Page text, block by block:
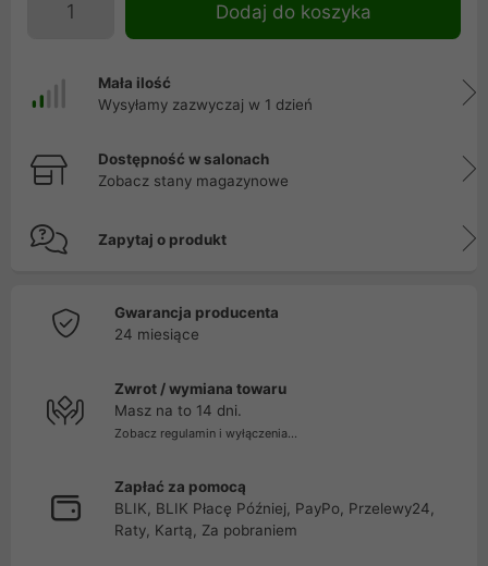
Dodaj do koszyka
Mała ilość
Wysyłamy zazwyczaj w 1 dzień
Dostępność w salonach
Zobacz stany magazynowe
Zapytaj o produkt
Gwarancja producenta
24 miesiące
Zwrot / wymiana towaru
Masz na to 14 dni.
Zobacz regulamin i wyłączenia...
Zapłać za pomocą
BLIK, BLIK Płacę Później, PayPo, Przelewy24,
Raty, Kartą, Za pobraniem